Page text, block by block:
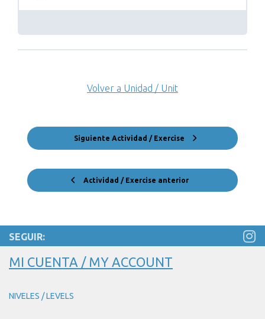
Actividad / Exercise anterior
Volver a Unidad / Unit
Siguiente Actividad / Exercise
SEGUIR:
MI CUENTA / MY ACCOUNT
NIVELES / LEVELS